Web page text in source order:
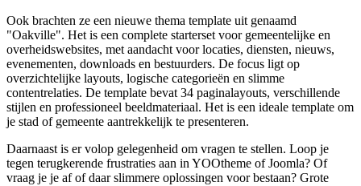
Ook brachten ze een nieuwe thema template uit genaamd
"Oakville". Het is een complete starterset voor gemeentelijke en
overheidswebsites, met aandacht voor locaties, diensten, nieuws,
evenementen, downloads en bestuurders. De focus ligt op
overzichtelijke layouts, logische categorieën en slimme
contentrelaties. De template bevat 34 paginalayouts, verschillende
stijlen en professioneel beeldmateriaal. Het is een ideale template om
je stad of gemeente aantrekkelijk te presenteren.
Daarnaast is er volop gelegenheid om vragen te stellen. Loop je
tegen terugkerende frustraties aan in YOOtheme of Joomla? Of
vraag je je af of daar slimmere oplossingen voor bestaan? Grote